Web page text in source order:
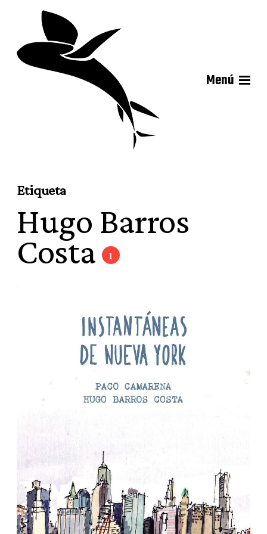
Menú
Etiqueta
Hugo Barros
Costa 1